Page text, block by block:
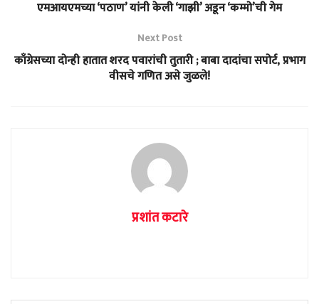
एमआयएमच्या ‘पठाण’ यांनी केली ‘गाझी’ अडून ‘कम्मो’ची गेम
Next Post
काँग्रेसच्या दोन्ही हातात शरद पवारांची तुतारी ; बाबा दादांचा सपोर्ट, प्रभाग
वीसचे गणित असे जुळले!
प्रशांत कटारे